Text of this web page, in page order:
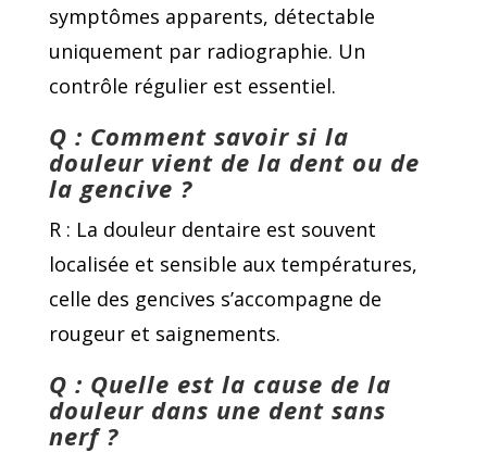
symptômes apparents, détectable
uniquement par radiographie. Un
contrôle régulier est essentiel.
Q : Comment savoir si la
douleur vient de la dent ou de
la gencive ?
R : La douleur dentaire est souvent
localisée et sensible aux températures,
celle des gencives s’accompagne de
rougeur et saignements.
Q : Quelle est la cause de la
douleur dans une dent sans
nerf ?